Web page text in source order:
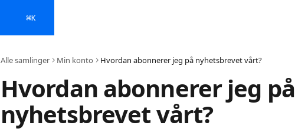
⌘K
Alle samlinger Min konto Hvordan abonnerer jeg på nyhetsbrevet vårt?
Hvordan abonnerer jeg på
nyhetsbrevet vårt?